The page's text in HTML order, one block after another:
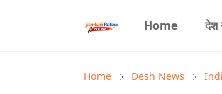
Home देश
Home Desh News